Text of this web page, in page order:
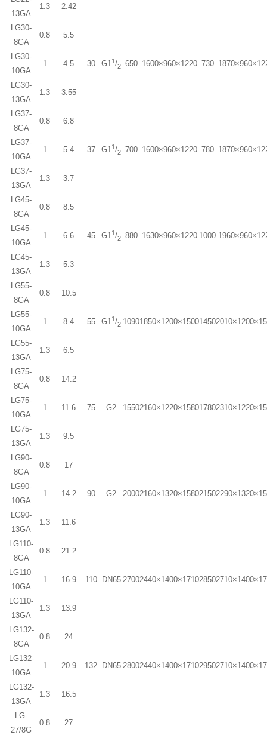
13GA
1.3 2.42
LG30-
8GA
0.8 5.5
30 G11 /2 650 1600×960×1220 730
LG30-
10GA
1 4.5
LG30-
13GA
1.3 3.55
LG37-
8GA
0.8 6.8
37 G11 /2 700 1600×960×1220 780
LG37-
10GA
1 5.4
LG37-
13GA
1.3 3.7
LG45-
8GA
0.8 8.5
45 G11 /2 880 1630×960×1220 1000
LG45-
10GA
1 6.6
LG45-
13GA
1.3 5.3
LG55-
8GA
0.8 10.5
55 G11 /2 10901850×1200×15001450
LG55-
10GA
1 8.4
LG55-
13GA
1.3 6.5
LG75-
8GA
0.8 14.2
75 G2 15502160×1220×15801780
LG75-
10GA
1 11.6
LG75-
13GA
1.3 9.5
LG90-
8GA
0.8 17
90 G2 20002160×1320×15802150
LG90-
10GA
1 14.2
LG90-
13GA
1.3 11.6
LG110-
8GA
0.8 21.2
110 DN65 27002440×1400×17102850
LG110-
10GA
1 16.9
LG110-
13GA
1.3 13.9
LG132-
8GA
0.8 24
132 DN65 28002440×1400×17102950
LG132-
10GA
1 20.9
LG132-
13GA
1.3 16.5
LG-
27/8G
0.8 27